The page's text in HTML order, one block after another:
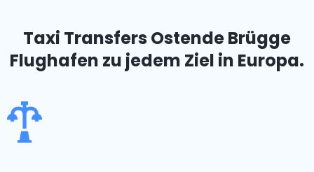
Taxi Transfers Ostende Brügge
Flughafen zu jedem Ziel in Europa.